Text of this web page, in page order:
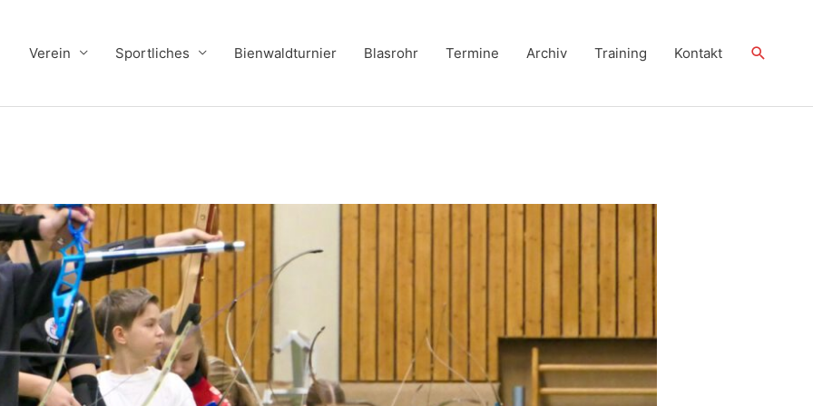
Verein Sportliches Bienwaldturnier Blasrohr Termine Archiv Training Kontakt Suchen